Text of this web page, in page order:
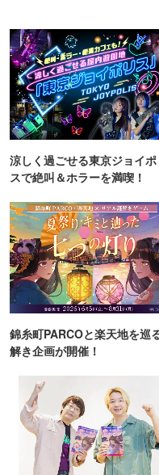
涼しく過ごせる東京ジョイポ
スで絶叫＆ホラーを満喫！
錦糸町PARCOと楽天地を巡
解き企画が開催！